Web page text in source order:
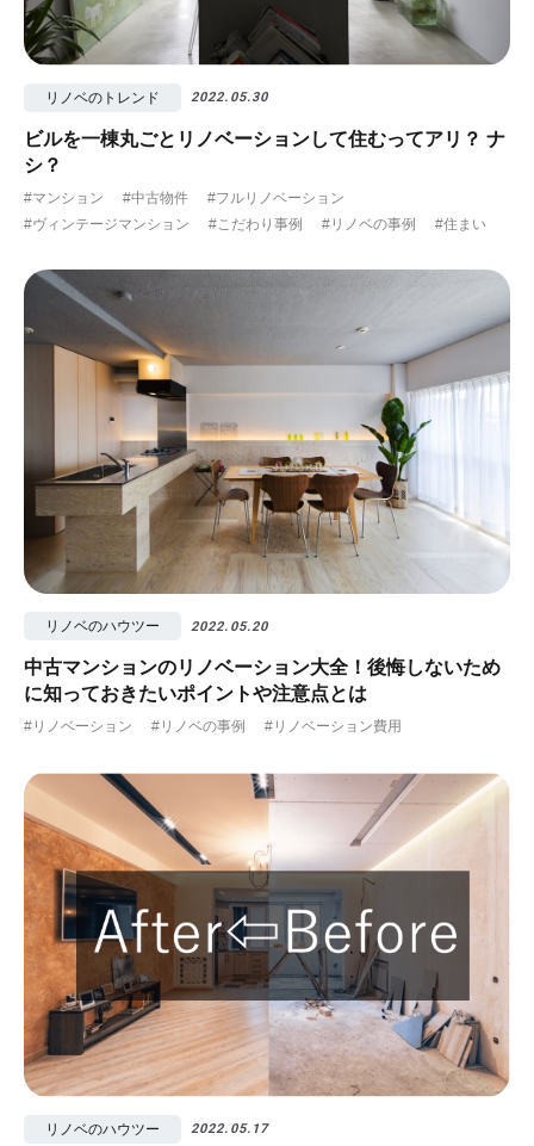
リノベのトレンド 2022.05.30
ビルを一棟丸ごとリノベーションして住むってアリ？ ナ
シ？
#マンション #中古物件
#フルリノベーション
#ヴィンテージマンション
#こだわり事例 #リノベの事例 #住まい
リノベのハウツー 2022.05.20
中古マンションのリノベーション大全！後悔しないため
に知っておきたいポイントや注意点とは
#リノベーション #リノベの事例 #リノベーション費用
リノベのハウツー 2022.05.17